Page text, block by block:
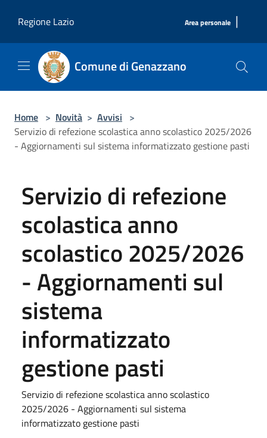
Regione Lazio
Area personale |
Comune di Genazzano
Home > Novità > Avvisi >
Servizio di refezione scolastica anno scolastico 2025/2026
- Aggiornamenti sul sistema informatizzato gestione pasti
Servizio di refezione
scolastica anno
scolastico 2025/2026
- Aggiornamenti sul
sistema
informatizzato
gestione pasti
Servizio di refezione scolastica anno scolastico
2025/2026 - Aggiornamenti sul sistema
informatizzato gestione pasti